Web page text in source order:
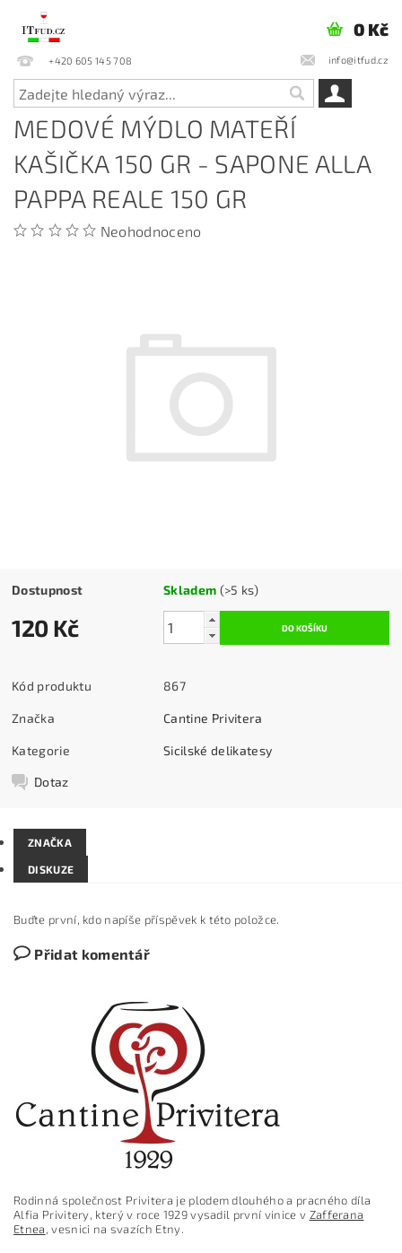
+420 605 145 708 info@itfud.cz
0 Kč
MEDOVÉ MÝDLO MATEŘÍ
KAŠIČKA 150 GR - SAPONE ALLA
PAPPA REALE 150 GR
Neohodnoceno
Dostupnost Skladem (>5 ks)
120 Kč
Kód produktu 867
Značka Cantine Privitera
Kategorie Sicilské delikatesy
Dotaz
ZNAČKA
DISKUZE
Buďte první, kdo napíše příspěvek k této položce.
Přidat komentář
Rodinná společnost Privitera je plodem dlouhého a pracného díla
Alfia Privitery, který v roce 1929 vysadil první vinice v Zafferana
Etnea, vesnici na svazích Etny.